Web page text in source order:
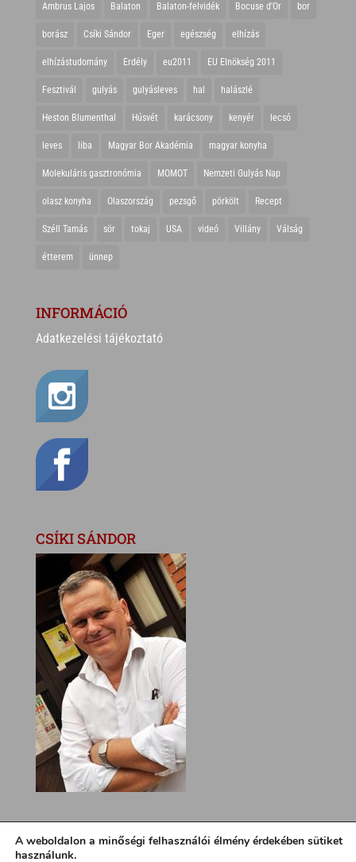
Ambrus Lajos Balaton Balaton-felvidék Bocuse d'Or bor
borász Csíki Sándor Eger egészség elhízás
elhízástudomány Erdély eu2011 EU Elnökség 2011
Fesztivál gulyás gulyásleves hal halászlé
Heston Blumenthal Húsvét karácsony kenyér lecsó
leves liba Magyar Bor Akadémia magyar konyha
Molekuláris gasztronómia MOMOT Nemzeti Gulyás Nap
olasz konyha Olaszország pezsgő pörkölt Recept
Széll Tamás sör tokaj USA videó Villány Válság
étterem ünnep
INFORMÁCIÓ
Adatkezelési tájékoztató
CSÍKI SÁNDOR
A weboldalon a minőségi felhasználói élmény érdekében sütiket
használunk.